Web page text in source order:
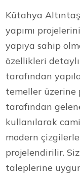
Kütahya
yapımı
yapıya sahip
özellikleri
tarafından
temeller üzerine
tarafından
kullanılarak
modern
projelendirilir.
taleplerine